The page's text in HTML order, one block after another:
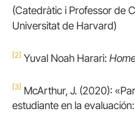
(Catedràtic i Professor de
Universitat de Harvard)
[2] Yuval Noah Harari:
[3] McArthur, J. (2020):
estudiante en la